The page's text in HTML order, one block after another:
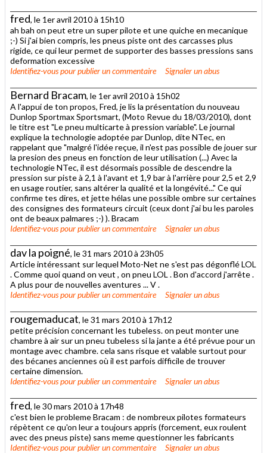
fred, le 1er avril 2010 à 15h10
ah bah on peut etre un super pilote et une quiche en mecanique
;-) Si j'ai bien compris, les pneus piste ont des carcasses plus
rigide, ce qui leur permet de supporter des basses pressions sans
deformation excessive
Identifiez-vouspour publier un commentaire Signaler un abus
Bernard Bracam, le 1er avril 2010 à 15h02
A l'appui de ton propos, Fred, je lis la présentation du nouveau
Dunlop Sportmax Sportsmart, (Moto Revue du 18/03/2010), dont
le titre est "Le pneu multicarte à pression variable". Le journal
explique la technologie adoptée par Dunlop, dite NTec, en
rappelant que "malgré l'idée reçue, il n'est pas possible de jouer sur
la presion des pneus en fonction de leur utilisation (...) Avec la
technologie NTec, il est désormais possible de descendre la
pression sur piste à 2,1 à l'avant et 1,9 bar à l'arrière pour 2,5 et 2,9
en usage routier, sans altérer la qualité et la longévité..." Ce qui
confirme tes dires, et jette hélas une possible ombre sur certaines
des consignes des formateurs circuit (ceux dont j'ai bu les paroles
ont de beaux palmares ;-) ). Bracam
Identifiez-vouspour publier un commentaire Signaler un abus
dav la poigné, le 31 mars 2010 à 23h05
Article intéressant sur lequel Moto-Net ne s'est pas dégonflé LOL
. Comme quoi quand on veut , on pneu LOL . Bon d'accord j'arrête .
A plus pour de nouvelles aventures ... V .
Identifiez-vouspour publier un commentaire Signaler un abus
rougemaducat, le 31 mars 2010 à 17h12
petite précision concernant les tubeless. on peut monter une
chambre à air sur un pneu tubeless si la jante a été prévue pour un
montage avec chambre. cela sans risque et valable surtout pour
des bécanes anciennes où il est parfois difficile de trouver
certaine dimension.
Identifiez-vouspour publier un commentaire Signaler un abus
fred, le 30 mars 2010 à 17h48
c'est bien le probleme Bracam : de nombreux pilotes formateurs
répètent ce qu'on leur a toujours appris (forcement, eux roulent
avec des pneus piste) sans meme questionner les fabricants
Identifiez-vouspour publier un commentaire Signaler un abus